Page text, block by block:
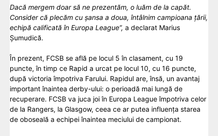
Dacă mergem doar să ne prezentăm, o luăm de la capăt.
Consider că plecăm cu șansa a doua, întâlnim campioana țării,
echipă calificată în Europa League”, a declarat Marius
Șumudică.
În prezent, FCSB se află pe locul 5 în clasament, cu 19
puncte, în timp ce Rapid a urcat pe locul 10, cu 16 puncte,
după victoria împotriva Farului. Rapidul are, însă, un avantaj
important înaintea derby-ului: o perioadă mai lungă de
recuperare. FCSB va juca joi în Europa League împotriva celor
de la Rangers, la Glasgow, ceea ce ar putea influența starea
de oboseală a echipei înaintea meciului de campionat.